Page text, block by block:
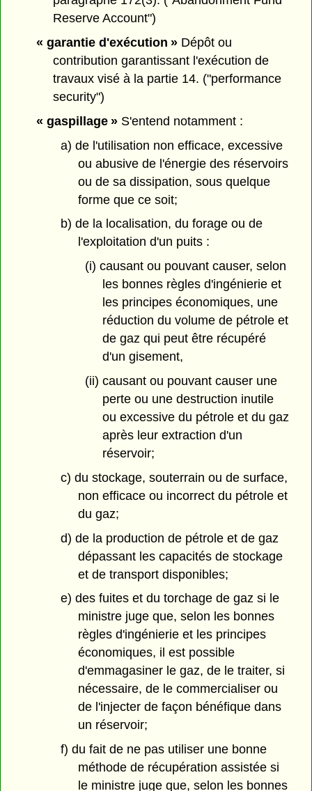
Reserve Account")
« garantie d'exécution »Dépôt ou
contribution garantissant l'exécution de
travaux visé à la partie 14. ("performance
security")
« gaspillage »S'entend notamment :
a) de l'utilisation non efficace, excessive
ou abusive de l'énergie des réservoirs
ou de sa dissipation, sous quelque
forme que ce soit;
b) de la localisation, du forage ou de
l'exploitation d'un puits :
(i) causant ou pouvant causer, selon
les bonnes règles d'ingénierie et
les principes économiques, une
réduction du volume de pétrole et
de gaz qui peut être récupéré
d'un gisement,
(ii) causant ou pouvant causer une
perte ou une destruction inutile
ou excessive du pétrole et du gaz
après leur extraction d'un
réservoir;
c) du stockage, souterrain ou de surface,
non efficace ou incorrect du pétrole et
du gaz;
d) de la production de pétrole et de gaz
dépassant les capacités de stockage
et de transport disponibles;
e) des fuites et du torchage de gaz si le
ministre juge que, selon les bonnes
règles d'ingénierie et les principes
économiques, il est possible
d'emmagasiner le gaz, de le traiter, si
nécessaire, de le commercialiser ou
de l'injecter de façon bénéfique dans
un réservoir;
f) du fait de ne pas utiliser une bonne
méthode de récupération assistée si
le ministre juge que, selon les bonnes